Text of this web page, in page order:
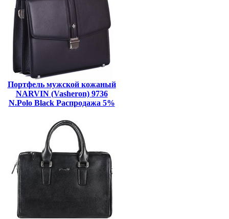
Портфель мужской кожаный
NARVIN (Vasheron) 9736
N.Polo Black Распродажа 5%